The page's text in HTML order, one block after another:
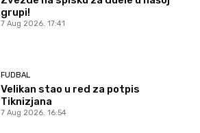
grupi!
7 Aug 2026. 17:41
FUDBAL
Velikan stao u red za potpis
Tiknizjana
7 Aug 2026. 16:54